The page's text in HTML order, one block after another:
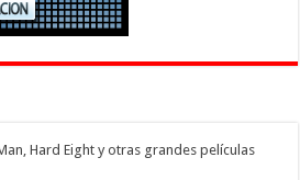
Hard Eight y otras grandes películas